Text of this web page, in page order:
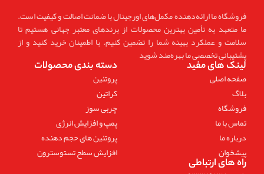
فروشگاه ما ارائه‌دهنده مکمل‌های اورجینال با ضمانت اصالت و کیفیت است.
ما متعهد به تأمین بهترین محصولات از برندهای معتبر جهانی هستیم تا
سلامت و عملکرد بهینه شما را تضمین کنیم. با اطمینان خرید کنید و از
پشتیبانی تخصصی ما بهره‌مند شوید
لینک های مفید
صفحه اصلی
بلاگ
فروشگاه
تماس با ما
درباره ما
پیشخوان
دسته بندی محصولات
پروتئین
کراتین
چربی سوز
پمپ و افزایش انرژی
پروتئین های حجم دهنده
افزایش سطح تستوسترون
راه های ارتباطی